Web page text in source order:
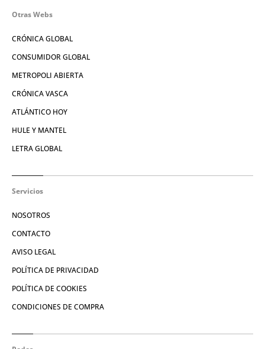
Otras Webs
CRÓNICA GLOBAL
CONSUMIDOR GLOBAL
METROPOLI ABIERTA
CRÓNICA VASCA
ATLÁNTICO HOY
HULE Y MANTEL
LETRA GLOBAL
Servicios
NOSOTROS
CONTACTO
AVISO LEGAL
POLÍTICA DE PRIVACIDAD
POLÍTICA DE COOKIES
CONDICIONES DE COMPRA